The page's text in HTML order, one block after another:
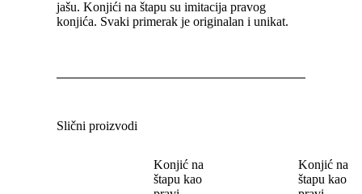
jašu. Konjići na štapu su imitacija pravog
konjića. Svaki primerak je originalan i unikat.
Slični proizvodi
Konjić na
štapu kao
Konjić na
štapu kao